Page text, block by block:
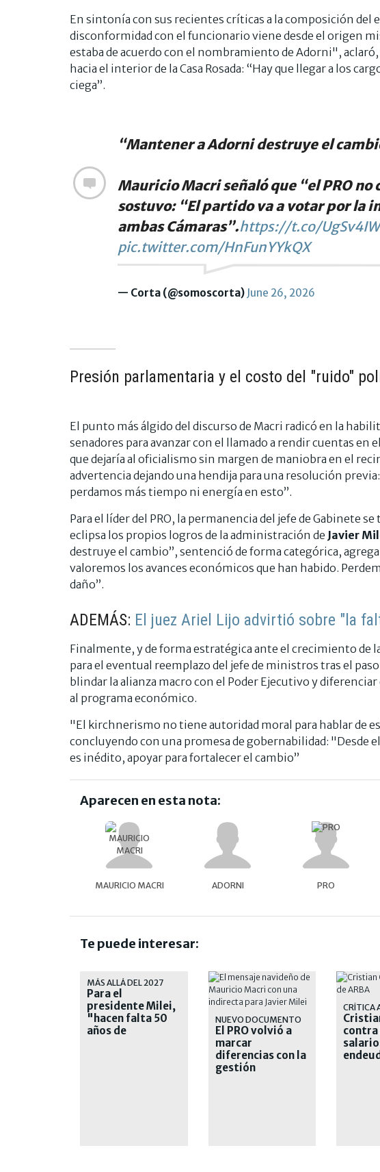
En sintonía con sus recientes críticas a la composición del
disconformidad con el funcionario viene desde el origen
estaba de acuerdo con el nombramiento de Adorni",
hacia el interior de la Casa Rosada: “Hay que llegar a los
ciega”.
“Mantener a Adorni destruye el
Mauricio Macri señaló que “el PRO
sostuvo: “El partido va a votar por la
ambas Cámaras”.https://t.co/
pic.twitter.com/HnFunYYkQX
— Corta (@somoscorta) June 26, 2026
Presión parlamentaria y el costo del "ruido"
El punto más álgido del discurso de Macri radicó en la
senadores para avanzar con el llamado a rendir cuentas en el
que dejaría al oficialismo sin margen de maniobra en el
advertencia dejando una hendija para una resolución
perdamos más tiempo ni energía en esto”.
Para el líder del PRO, la permanencia del jefe de Gabinete
eclipsa los propios logros de la administración de Javier
destruye el cambio”, sentenció de forma categórica,
valoremos los avances económicos que han habido.
daño”.
ADEMÁS: El juez Ariel Lijo advirtió sobre "la
Finalmente, y de forma estratégica ante el crecimiento de
para el eventual reemplazo del jefe de ministros tras el
blindar la alianza macro con el Poder Ejecutivo y
al programa económico.
"El kirchnerismo no tiene autoridad moral para hablar de
concluyendo con una promesa de gobernabilidad: "Desde
es inédito, apoyar para fortalecer el cambio”
Aparecen en esta nota:
MAURICIO MACRI ADORNI PRO
Te puede interesar:
MÁS ALLÁ DEL 2027
Para el
presidente Milei,
"hacen falta 50
años de
NUEVO DOCUMENTO
El PRO volvió a
marcar
diferencias con la
gestión
contra